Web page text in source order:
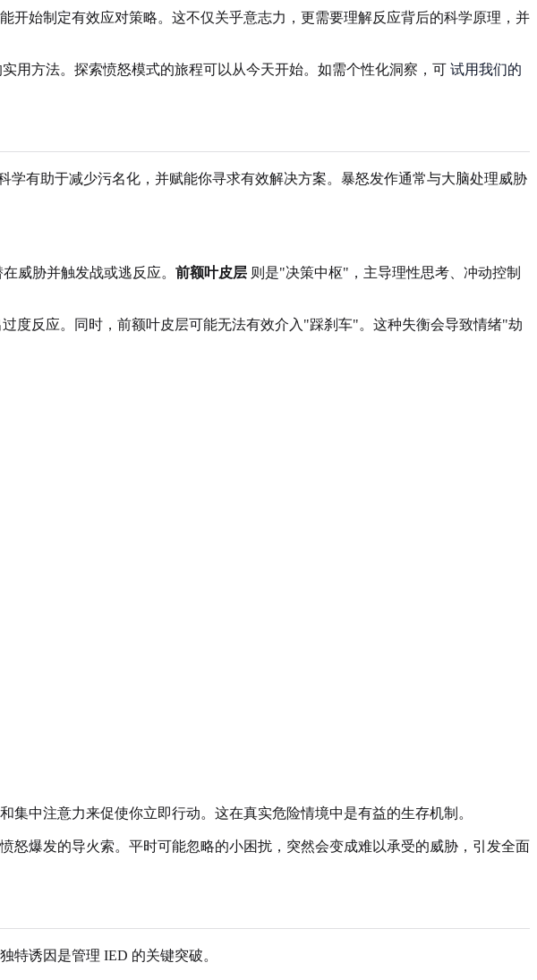
始制定有效应对策略。这不仅关乎意志力，更需要理解反应背后的科学原理，并
用方法。探索愤怒模式的旅程可以从今天开始。如需个性化洞察，可 试用我们的
有助于减少污名化，并赋能你寻求有效解决方案。暴怒发作通常与大脑处理威胁
威胁并触发战或逃反应。 前额叶皮层 则是"决策中枢"，主导理性思考、冲动控制
反应。同时，前额叶皮层可能无法有效介入"踩刹车"。这种失衡会导致情绪"劫
中注意力来促使你立即行动。这在真实危险情境中是有益的生存机制。
爆发的导火索。平时可能忽略的小困扰，突然会变成难以承受的威胁，引发全面
特诱因是管理 IED 的关键突破。